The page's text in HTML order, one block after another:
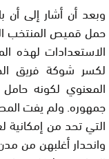
وبعد أن أشار إلى
حمل قميص المنتخب
الاستعدادات لهذه
لكسر شوكة فريق
المعنوي لكونه
جمهوره. ولم يفت
التي تحد من إمكانية
وانحدار أغلبهن من